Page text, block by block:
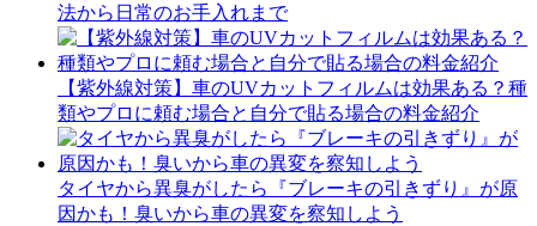
法から日常のお手入れまで
【紫外線対策】車のUVカットフィルムは効果ある？種
類やプロに頼む場合と自分で貼る場合の料金紹介
タイヤから異臭がしたら『ブレーキの引きずり』が原
因かも！臭いから車の異変を察知しよう